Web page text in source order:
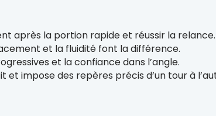
après la portion rapide et réussir la relance.
et la fluidité font la différence.
et la confiance dans l’angle.
impose des repères précis d’un tour à